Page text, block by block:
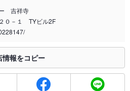
律が施行されています。正しい情報はお店へお問い
、テーブル25席)
ー 吉祥寺
０－１ TYビル2F
情報をコピー